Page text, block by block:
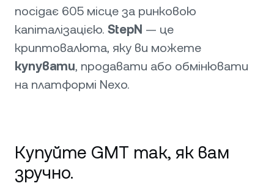
посідає 605 місце за ринковою
капіталізацією. StepN — це
криптовалюта, яку ви можете
купувати, продавати або обмінювати
на платформі Nexo.
Купуйте GMT так, як вам
зручно.